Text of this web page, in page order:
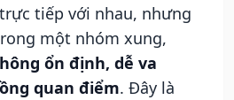
tiếp với nhau, nhưng
một nhóm xung,
ổn định, dễ va
quan điểm. Đây là